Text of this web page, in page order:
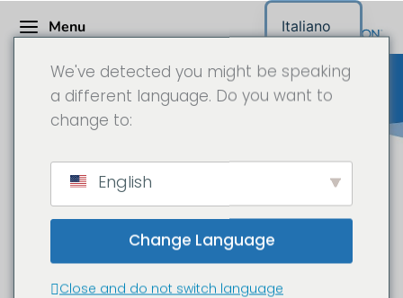
Menu
CONTAINEX - Telecamera time-
lapse in 6K
Costruzione di un sistema di
container mobili.
We've detected you might be speaking
a different language. Do you want to
change to:
English
Change Language
Close and do not switch language
Italiano